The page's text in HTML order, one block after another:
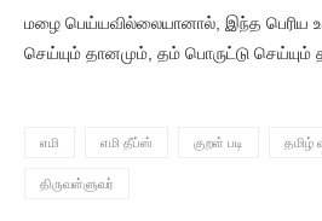
மழை பெய்யவில்லையானால், இந்த பெரிய
செய்யும் தானமும், தம் பொருட்டு
எமி எமி தீப்ஸ் குறள் படி தமிழ்
திருவள்ளுவர்